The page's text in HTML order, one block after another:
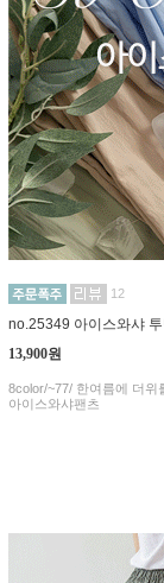
12
no.25349 아이스와샤
13,900원
8color/~77/ 한여름에 더위
아이스와샤팬츠